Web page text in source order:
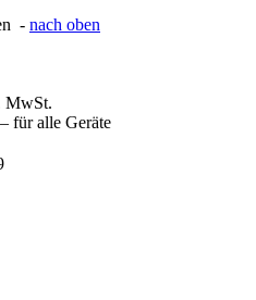
- nach oben
MwSt.
für alle Geräte